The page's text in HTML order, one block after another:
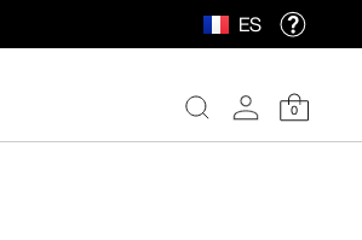
ES
0